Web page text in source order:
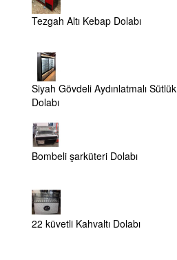
Tezgah Altı Kebap Dolabı
Siyah Gövdeli Aydınlatmalı Sütlük
Dolabı
Bombeli şarküteri Dolabı
22 küvetli Kahvaltı Dolabı